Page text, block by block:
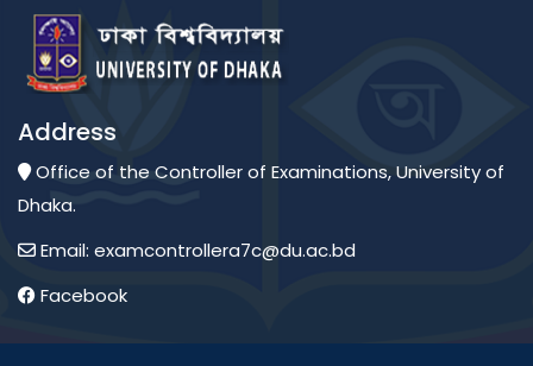
Address
Office of the Controller of Examinations, University of
Dhaka.
Email: examcontrollera7c@du.ac.bd
Facebook